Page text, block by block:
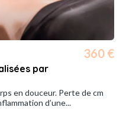
par
360 €
en douceur. Perte de cm
d’une...